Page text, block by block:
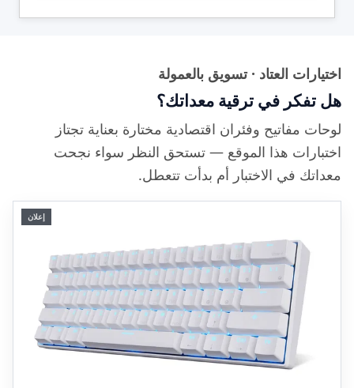
اختيارات العتاد · تسويق بالعمولة
هل تفكر في ترقية معداتك؟
لوحات مفاتيح وفئران اقتصادية مختارة بعناية تجتاز
اختبارات هذا الموقع — تستحق النظر سواء نجحت
معداتك في الاختبار أم بدأت تتعطل.
إعلان